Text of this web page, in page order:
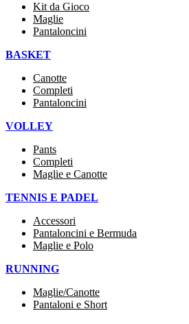
Kit da Gioco
Maglie
Pantaloncini
BASKET
Canotte
Completi
Pantaloncini
VOLLEY
Pants
Completi
Maglie e Canotte
TENNIS E PADEL
Accessori
Pantaloncini e Bermuda
Maglie e Polo
RUNNING
Maglie/Canotte
Pantaloni e Short